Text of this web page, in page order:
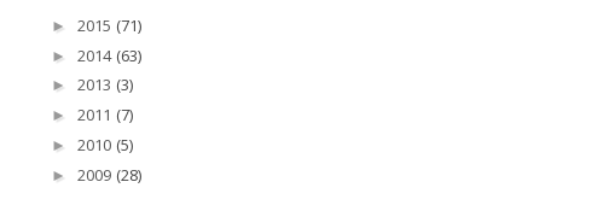
► 2015 (71)
► 2014 (63)
► 2013 (3)
► 2011 (7)
► 2010 (5)
► 2009 (28)